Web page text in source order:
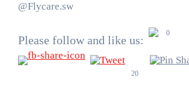
@Flycare.sw
Please follow and like us:
0
20